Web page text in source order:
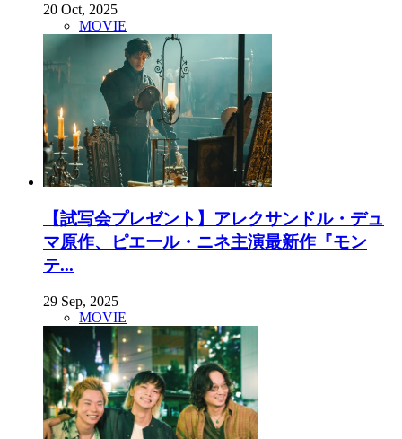
20 Oct, 2025
MOVIE
【試写会プレゼント】アレクサンドル・デュ
マ原作、ピエール・ニネ主演最新作『モン
テ...
29 Sep, 2025
MOVIE